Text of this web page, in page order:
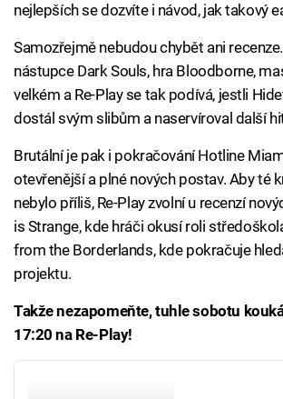
nejlepších se dozvíte i návod, jak takový
Samozřejmě nebudou chybět ani
nástupce Dark Souls, hra Bloodborne,
velkém a Re-Play se tak podívá, jestli
dostál svým slibům a naservíroval další
Brutální je pak i pokračování Hotline
otevřenější a plné nových postav. Aby té
nebylo příliš, Re-Play zvolní u recenzí
is Strange, kde hráči okusí roli
from the Borderlands, kde pokračuje
projektu.
Takže nezapomeňte, tuhle sobotu
17:20 na Re-Play!